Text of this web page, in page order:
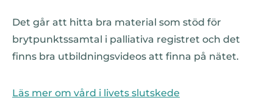
Det går att hitta bra material som stöd för
brytpunktssamtal i palliativa registret och det
finns bra utbildningsvideos att finna på nätet.
Läs mer om vård i livets slutskede